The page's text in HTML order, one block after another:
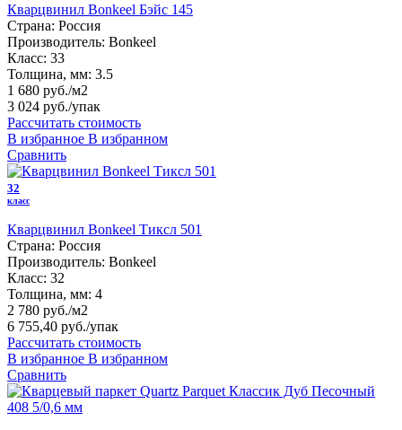
Кварцвинил Bonkeel Бэйс 145
Страна: Россия
Производитель: Bonkeel
Класс: 33
Толщина, мм: 3.5
1 680 руб./м2
3 024 руб./упак
Рассчитать стоимость
В избранное В избранном
Сравнить
32
класс
Кварцвинил Bonkeel Тиксл 501
Страна: Россия
Производитель: Bonkeel
Класс: 32
Толщина, мм: 4
2 780 руб./м2
6 755,40 руб./упак
Рассчитать стоимость
В избранное В избранном
Сравнить